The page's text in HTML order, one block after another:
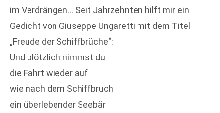
im Verdrängen… Seit Jahrzehnten hilft mir ein
Gedicht von Giuseppe Ungaretti mit dem Titel
„Freude der Schiffbrüche“:
Und plötzlich nimmst du
die Fahrt wieder auf
wie nach dem Schiffbruch
ein überlebender Seebär